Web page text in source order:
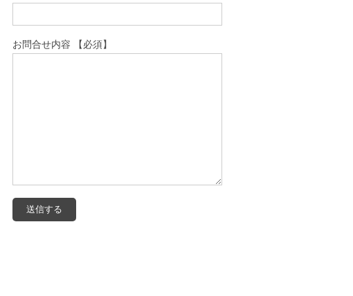
お問合せ内容 【必須】